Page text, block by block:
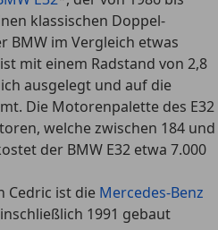
klassischen Doppel-
BMW im Vergleich etwas
mit einem Radstand von 2,8
ausgelegt und auf die
Die Motorenpalette des E32
welche zwischen 184 und
der BMW E32 etwa 7.000
Cedric ist die Mercedes-Benz
1991 gebaut